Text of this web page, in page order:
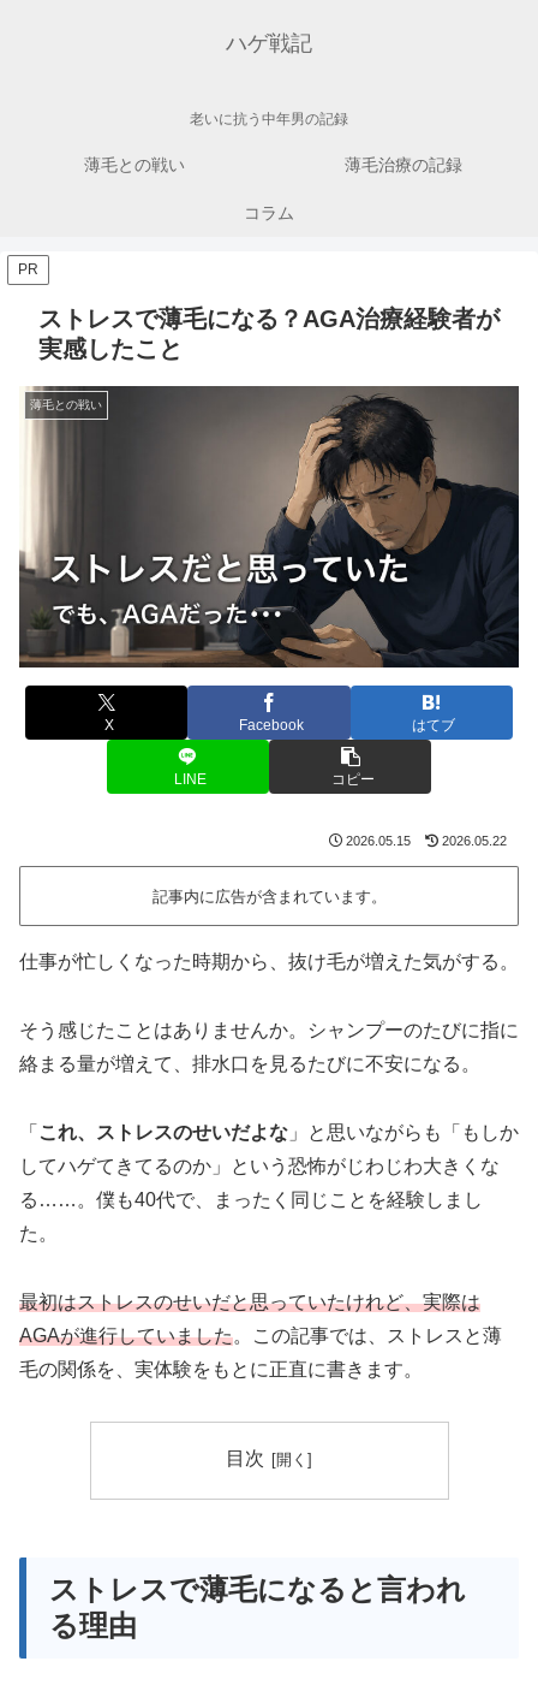
ハゲ戦記
老いに抗う中年男の記録
薄毛との戦い 薄毛治療の記録
コラム
PR
ストレスで薄毛になる？AGA治療経験者が
実感したこと
薄毛との戦い
X Facebook はてブ
LINE コピー
2026.05.15 2026.05.22
記事内に広告が含まれています。
仕事が忙しくなった時期から、抜け毛が増えた気がする。
そう感じたことはありませんか。シャンプーのたびに指に
絡まる量が増えて、排水口を見るたびに不安になる。
「 これ、ストレスのせいだよな 」と思いながらも「もしか
してハゲてきてるのか」という恐怖がじわじわ大きくな
る……。僕も40代で、まったく同じことを経験しまし
た。
最初はストレスのせいだと思っていたけれど、実際は
AGAが進行していました。この記事では、ストレスと薄
毛の関係を、実体験をもとに正直に書きます。
目次
ストレスで薄毛になると言われ
る理由